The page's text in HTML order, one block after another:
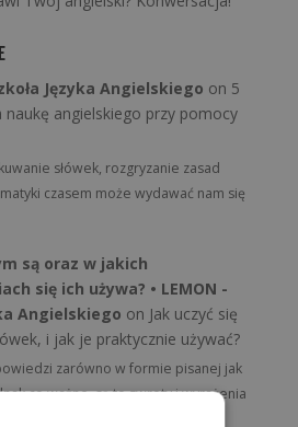
Języka Angielskiego on 5
naukę angielskiego przy pomocy
słówek, rozgryzanie zasad
czasem może wydawać nam się
są oraz w jakich
się ich używa? • LEMON -
Angielskiego on Jak uczyć się
i jak je praktycznie używać?
zarówno w formie pisanej jak
co ważne, są to zwroty i wyrażenia